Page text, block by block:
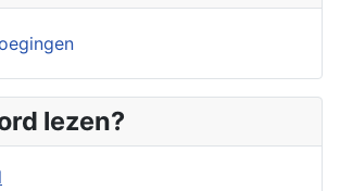
lezen?